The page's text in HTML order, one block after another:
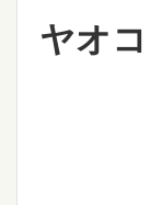
ヤオ